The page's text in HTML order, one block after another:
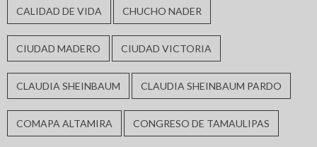
CALIDAD DE VIDA CHUCHO NADER
CIUDAD MADERO CIUDAD VICTORIA
CLAUDIA SHEINBAUM CLAUDIA SHEINBAUM PARDO
COMAPA ALTAMIRA CONGRESO DE TAMAULIPAS